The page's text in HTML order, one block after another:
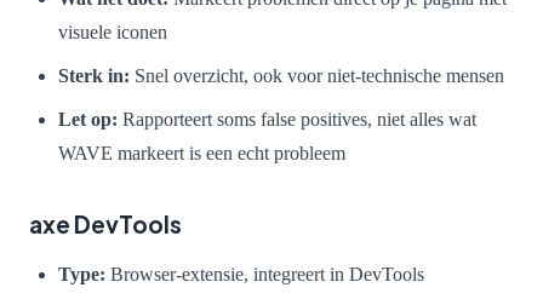
visuele iconen
Sterk in: Snel overzicht, ook voor niet-technische mensen
Let op: Rapporteert soms false positives, niet alles wat
WAVE markeert is een echt probleem
axe DevTools
Type: Browser-extensie, integreert in DevTools